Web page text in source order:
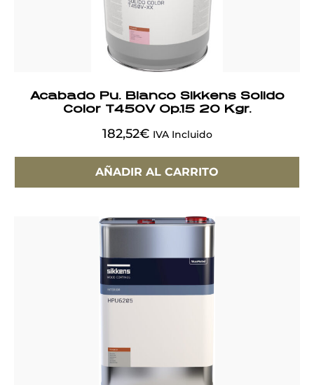
Acabado Pu. Blanco Sikkens Solido
Color T450V Op.15 20 Kgr.
182,52€ IVA Incluido
AÑADIR AL CARRITO